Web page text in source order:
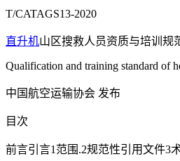
T/CATAGS13-2020
直升机山区搜救人员资质与培训规
Qualification and training standard of
中国航空运输协会 发布
目次
前言引言1范围.2规范性引用文件3